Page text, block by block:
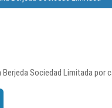
Sociedad Limitada por